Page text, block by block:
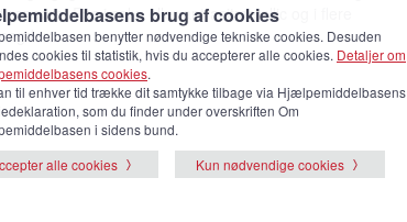
rengøre. Fås i sølv- eller antracitmetallic og i flere
lige
brug af cookies
benytter nødvendige tekniske cookies. Desuden
cookies til statistik, hvis du accepterer alle cookies. Detaljer om
cookies.
til enhver tid trække dit samtykke tilbage via Hjælpemiddelbasens
som du finder under overskriften Om
i sidens bund.
alle cookies
Kun nødvendige cookies